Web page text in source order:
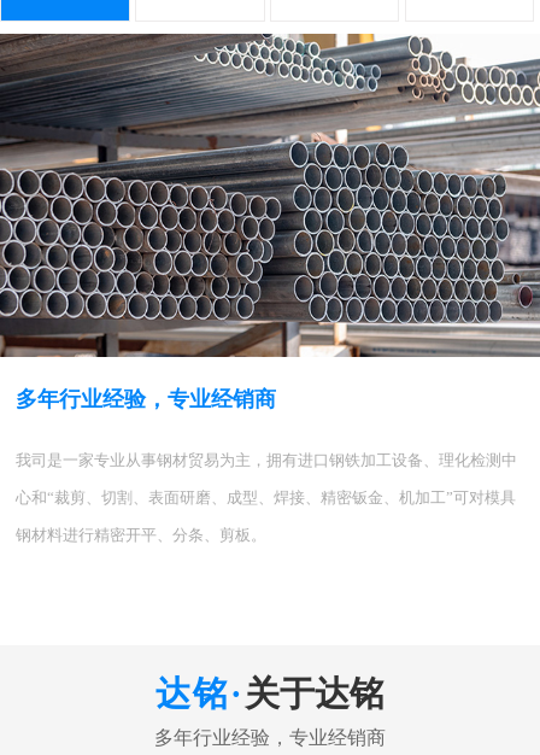
多年行业经验，专业经销商
我司是一家专业从事钢材贸易为主，拥有进口钢铁加工设备、理化检测中
心和“裁剪、切割、表面研磨、成型、焊接、精密钣金、机加工”可对模具
钢材料进行精密开平、分条、剪板。
关于达铭